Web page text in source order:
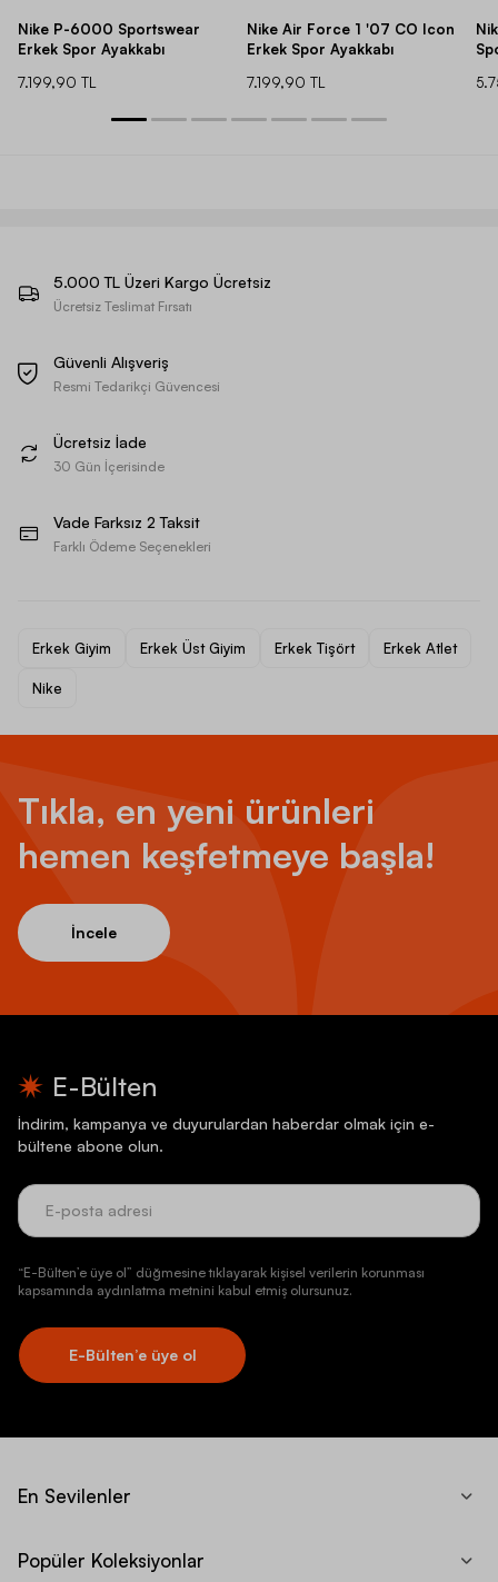
Nike P-6000 Sportswear
Erkek Spor Ayakkabı
7.199,90 TL
Nike Air Force 1 '07 CO Icon
Erkek Spor Ayakkabı
7.199,90 TL
5.000 TL Üzeri Kargo Ücretsiz
Ücretsiz Teslimat Fırsatı
Güvenli Alışveriş
Resmi Tedarikçi Güvencesi
Ücretsiz İade
30 Gün İçerisinde
Vade Farksız 2 Taksit
Farklı Ödeme Seçenekleri
Erkek Giyim Erkek Üst Giyim Erkek Tişört Erkek Atlet
Nike
Tıkla, en yeni ürünleri
hemen keşfetmeye başla!
İncele
E-Bülten
İndirim, kampanya ve duyurulardan haberdar olmak için e-
bültene abone olun.
“E-Bülten’e üye ol” düğmesine tıklayarak kişisel verilerin korunması
kapsamında aydınlatma metnini kabul etmiş olursunuz.
E-Bülten’e üye ol
En Sevilenler
Popüler Koleksiyonlar